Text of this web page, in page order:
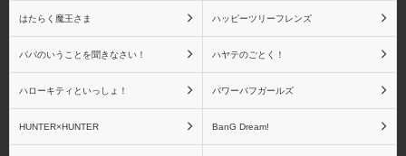
はたらく魔王さま ハッピーツリーフレンズ
パパのいうことを聞きなさい！ ハヤテのごとく！
ハローキティといっしょ！ パワーパフガールズ
HUNTER×HUNTER BanG Dream!